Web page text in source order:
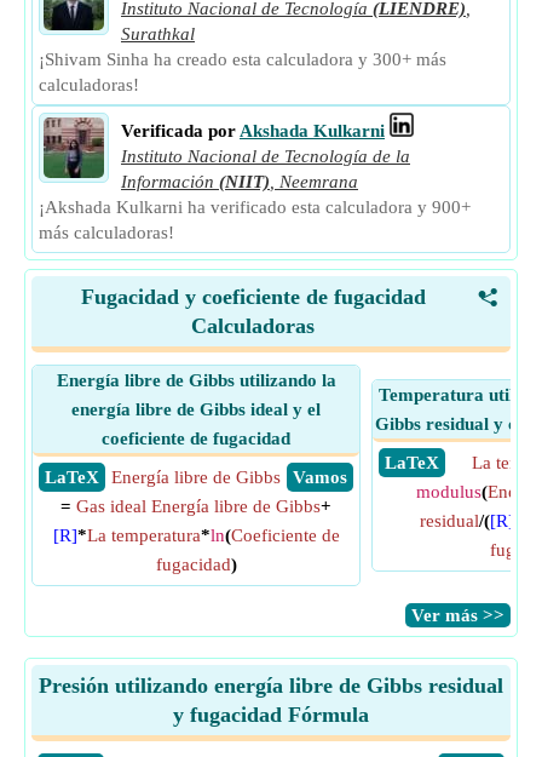
Instituto Nacional de Tecnología (LIENDRE)
Surathkal
¡Shivam Sinha ha creado esta calculadora y 300+ más
calculadoras!
Verificada por Akshada Kulkarni
Instituto Nacional de Tecnología de la
Información (NIIT)
Neemrana
¡Akshada Kulkarni ha verificado esta calculadora y 900+
más calculadoras!
<
Fugacidad y coeficiente de fugacidad
Calculadoras
Energía libre de Gibbs utilizando la
energía libre de Gibbs ideal y el
coeficiente de fugacidad
​ LaTeX
​ Vamos
Energía libre de Gibbs
= Gas ideal Energía libre de Gibbs+
[R]*La temperatura*ln(Coeficiente de
fugacidad)
Temperatura
Gibbs residual y
​ LaTeX
La
modulus(
residual/([R]
​Ver más >>
Presión utilizando energía libre de Gibbs residual
y fugacidad Fórmula